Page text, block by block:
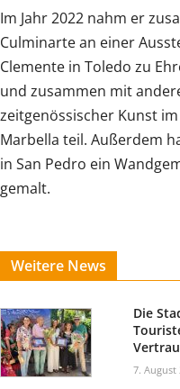
Im Jahr 2022 nahm er
Culminarte an einer
Clemente in Toledo zu
und zusammen mit
zeitgenössischer Kunst
Marbella teil. Außerdem
in San Pedro ein
gemalt.
Weitere News
Die
7. August